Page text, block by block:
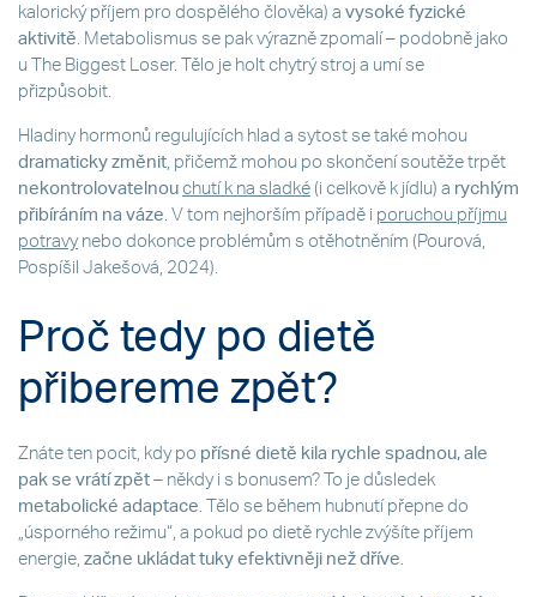
kalorický příjem pro dospělého člověka) a vysoké fyzické
aktivitě. Metabolismus se pak výrazně zpomalí – podobně jako
u The Biggest Loser. Tělo je holt chytrý stroj a umí se
přizpůsobit.
Hladiny hormonů regulujících hlad a sytost se také mohou
dramaticky změnit, přičemž mohou po skončení soutěže trpět
nekontrolovatelnou chutí k na sladké (i celkově k jídlu) a rychlým
přibíráním na váze. V tom nejhorším případě i poruchou příjmu
potravynebo dokonce problémům s otěhotněním (Pourová,
Pospíšil Jakešová, 2024).
Proč tedy po dietě
přibereme zpět?
Znáte ten pocit, kdy po přísné dietě kila rychle spadnou, ale
pak se vrátí zpět – někdy i s bonusem? To je důsledek
metabolické adaptace. Tělo se během hubnutí přepne do
„úsporného režimu“, a pokud po dietě rychle zvýšíte příjem
energie, začne ukládat tuky efektivněji než dříve.